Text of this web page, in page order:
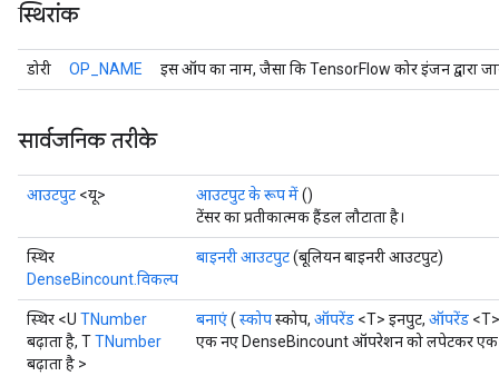
स्थिरांक
डोरी OP_NAME इस ऑप का नाम, जैसा कि TensorFlow कोर इंजन द्वारा
सार्वजनिक तरीके
आउटपुट <यू> आउटपुट के रूप में()
टेंसर का प्रतीकात्मक हैंडल लौटाता है।
स्थिर
DenseBincount.विकल्प
बाइनरी आउटपुट(बूलियन बाइनरी आउटपुट)
स्थिर <U TNumber
बढ़ाता है, TTNumber
बढ़ाता है >
बनाएं( स्कोपस्कोप, ऑपरेंड <T> इनपुट, ऑपरेंड
एक नए DenseBincount ऑपरेशन को लपेटकर एक